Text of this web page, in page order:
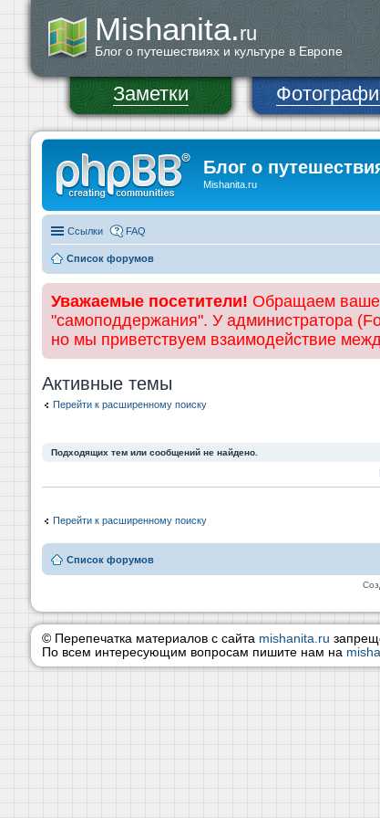
Mishanita.ru
Блог о путешествиях и культуре в Европе
Заметки
Блог о
Mishanita.ru
Ссылки FAQ
Список форумов
Уважаемые посетители! Обращаем ваше
"самоподдержания". У администратора
но мы приветствуем взаимодействие
Активные темы
Перейти к расширенному поиску
Подходящих тем или сообщений не найдено.
Перейти к расширенному поиску
Список форумов
© Перепечатка материалов с сайта mishanita.ru
По всем интересующим вопросам пишите нам на